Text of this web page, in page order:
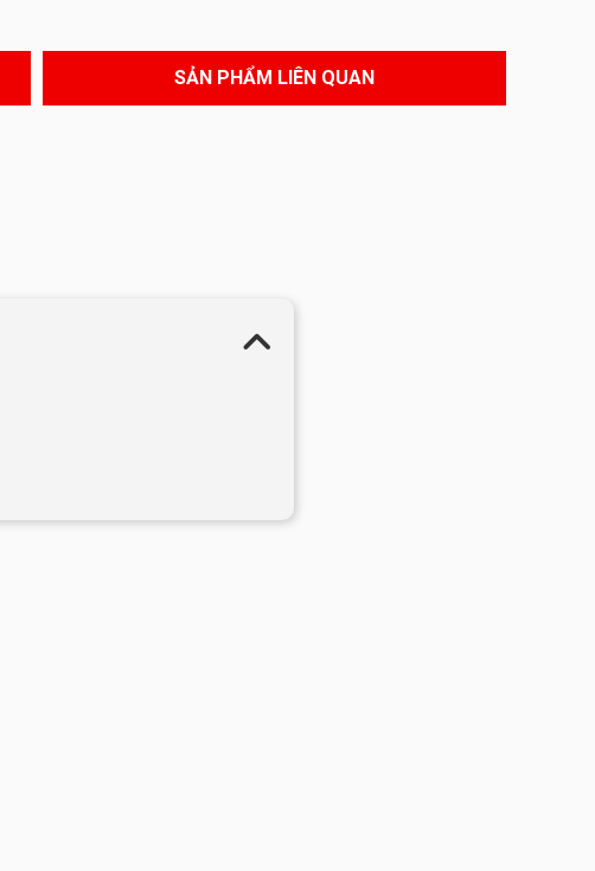
SẢN PHẨM LIÊN QUAN